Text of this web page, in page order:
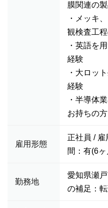
膜関連の
・メッキ
観検査工
・英語を
経験
・大ロッ
経験
・半導体
お持ちの方
雇用形態
正社員 / 雇
間：有(6
勤務地
愛知県瀬
の補足：